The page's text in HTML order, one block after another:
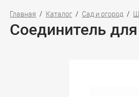
Главная Каталог Сад и огород
Соединитель